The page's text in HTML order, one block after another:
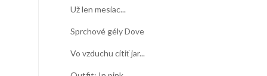
Už len mesiac...
Sprchové gély Dove
Vo vzduchu cítiť jar...